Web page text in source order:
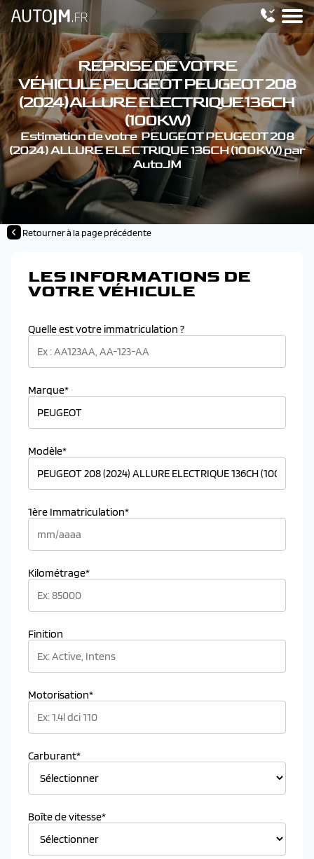
REPRISE DE VOTRE
VÉHICULE PEUGEOT PEUGEOT 208
(2024) ALLURE ELECTRIQUE 136CH
(100KW)
Estimation de votre PEUGEOT PEUGEOT 208
(2024) ALLURE ELECTRIQUE 136CH (100KW) par
AutoJM
Retourner à la page précédente
LES INFORMATIONS DE
VOTRE VÉHICULE
Quelle est votre immatriculation ?
Marque*
Modèle*
1ère Immatriculation*
Kilométrage*
Finition
Motorisation*
Carburant*
Boîte de vitesse*